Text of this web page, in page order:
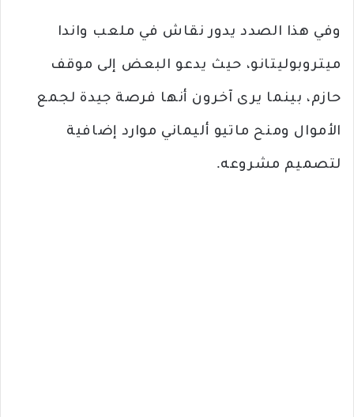
وفي هذا الصدد يدور نقاش في ملعب واندا
ميتروبوليتانو، حيث يدعو البعض إلى موقف
حازم، بينما يرى آخرون أنها فرصة جيدة لجمع
الأموال ومنح ماتيو أليماني موارد إضافية
لتصميم مشروعه.